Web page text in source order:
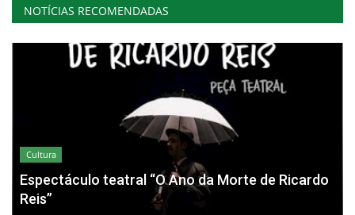
NOTÍCIAS RECOMENDADAS
Cultura
Espectáculo teatral “O Ano da Morte de Ricardo
Reis”